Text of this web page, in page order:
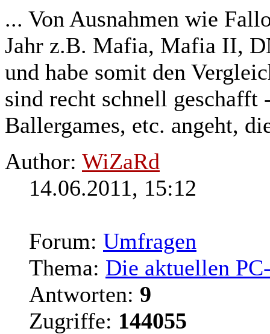
... Von Ausnahmen wie
Jahr z.B. Mafia, Mafia II,
und habe somit den
sind recht schnell
Ballergames, etc. angeht,
Author: WiZaRd
14.06.2011, 15:12
Forum: Umfragen
Thema: Die aktuellen
Antworten: 9
Zugriffe: 144055